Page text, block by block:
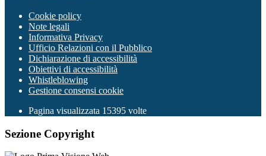
Cookie policy
Note legali
Informativa Privacy
Ufficio Relazioni con il Pubblico
Dichiarazione di accessibilità
Obiettivi di accessibilità
Whistleblowing
Gestione consensi cookie
Pagina visualizzata 15395 volte
Sezione Copyright